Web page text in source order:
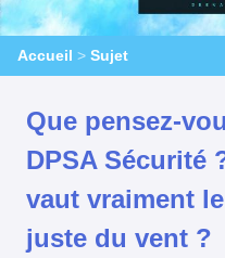
Accueil > Sujet
Que pensez-
DPSA Sécurité
vaut vraiment
juste du vent ?